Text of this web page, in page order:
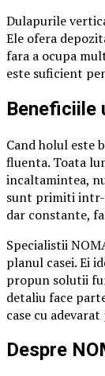
Dulapurile
Ele ofera
fara a ocupa
este suficient
Beneficiile
Cand holul este
fluenta. Toata
incaltamintea,
sunt primiti intr-
dar constante,
Specialistii
planul casei. Ei
propun solutii
detaliu face
case cu
Despre